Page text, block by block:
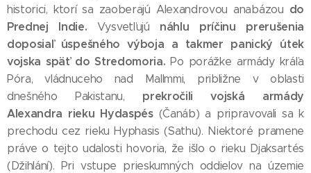
historici, ktorí sa zaoberajú Alexandrovou anabázou do
Prednej Indie. Vysvetľujú náhlu príčinu prerušenia
doposiaľ úspešného výboja a takmer panický útek
vojska späť do Stredomoria.Po porážke armády kráľa
Póra, vládnuceho nad Mallmmi, približne v oblasti
dnešného Pakistanu, prekročili vojská armády
Alexandra rieku Hydaspés(Čanáb) a pripravovali sa k
prechodu cez rieku Hyphasis (Sathu). Niektoré pramene
práve o tejto udalosti hovoria, že išlo o rieku Djaksartés
(Džihlání). Pri vstupe prieskumných oddielov na územie